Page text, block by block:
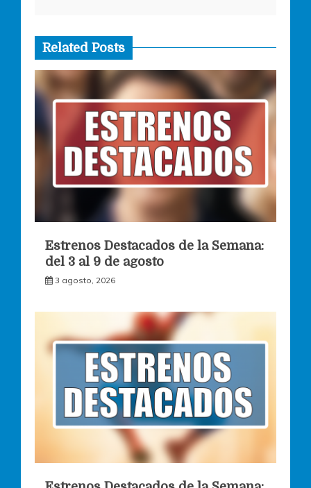
Related Posts
Estrenos Destacados de la Semana:
del 3 al 9 de agosto
3 agosto, 2026